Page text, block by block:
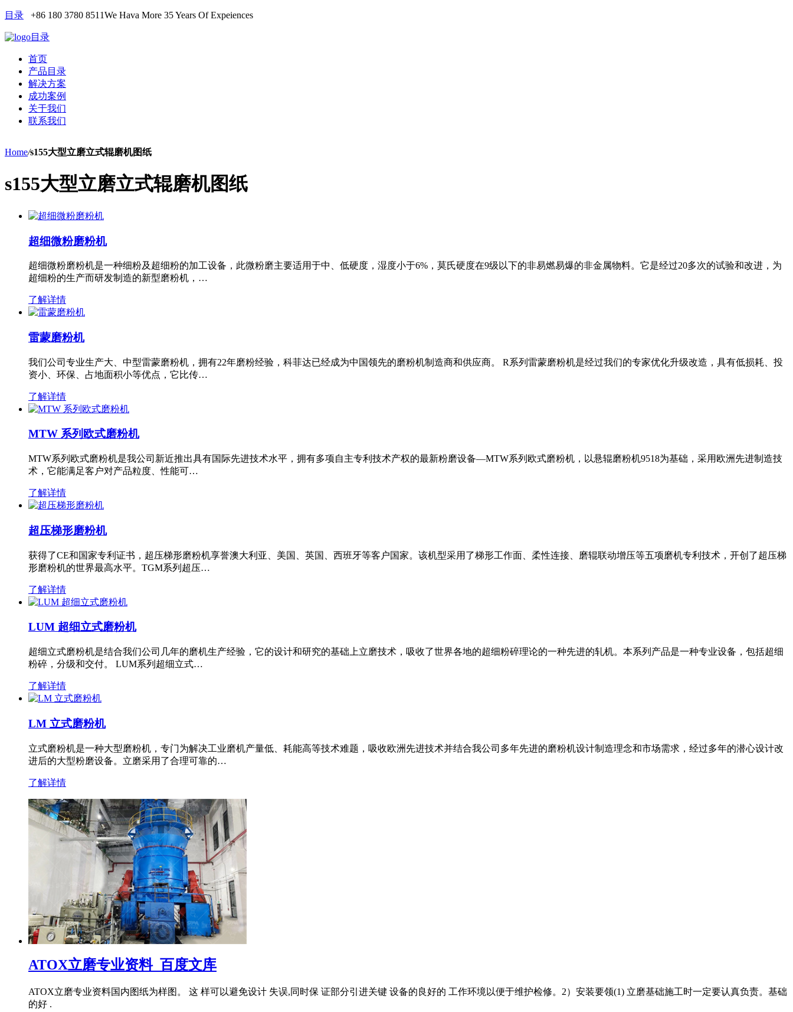
目录 +86 180 3780 8511We Hava More 35 Years Of Expeiences
目录
首页
产品目录
解决方案
成功案例
关于我们
联系我们
Home/s155大型立磨立式辊磨机图纸
s155大型立磨立式辊磨机图纸
超细微粉磨粉机
超细微粉磨粉机是一种细粉及超细粉的加工设备，此微粉磨主要适用于中、低硬度，湿度小于6%，莫氏硬度在9级以下的非易燃易爆的非金属物料。它是经过20多次的试验和改进，为
超细粉的生产而研发制造的新型磨粉机，…
了解详情
雷蒙磨粉机
我们公司专业生产大、中型雷蒙磨粉机，拥有22年磨粉经验，科菲达已经成为中国领先的磨粉机制造商和供应商。 R系列雷蒙磨粉机是经过我们的专家优化升级改造，具有低损耗、投
资小、环保、占地面积小等优点，它比传…
了解详情
MTW 系列欧式磨粉机
MTW系列欧式磨粉机是我公司新近推出具有国际先进技术水平，拥有多项自主专利技术产权的最新粉磨设备—MTW系列欧式磨粉机，以悬辊磨粉机9518为基础，采用欧洲先进制造技
术，它能满足客户对产品粒度、性能可…
了解详情
超压梯形磨粉机
获得了CE和国家专利证书，超压梯形磨粉机享誉澳大利亚、美国、英国、西班牙等客户国家。该机型采用了梯形工作面、柔性连接、磨辊联动增压等五项磨机专利技术，开创了超压梯
形磨粉机的世界最高水平。TGM系列超压…
了解详情
LUM 超细立式磨粉机
超细立式磨粉机是结合我们公司几年的磨机生产经验，它的设计和研究的基础上立磨技术，吸收了世界各地的超细粉碎理论的一种先进的轧机。本系列产品是一种专业设备，包括超细
粉碎，分级和交付。 LUM系列超细立式…
了解详情
LM 立式磨粉机
立式磨粉机是一种大型磨粉机，专门为解决工业磨机产量低、耗能高等技术难题，吸收欧洲先进技术并结合我公司多年先进的磨粉机设计制造理念和市场需求，经过多年的潜心设计改
进后的大型粉磨设备。立磨采用了合理可靠的…
了解详情
ATOX立磨专业资料_百度文库
ATOX立磨专业资料国内图纸为样图。 这 样可以避免设计 失误,同时保 证部分引进关键 设备的良好的 工作环境以便于维护检修。2）安装要领(1) 立磨基础施工时一定要认真负责。基础
的好 .